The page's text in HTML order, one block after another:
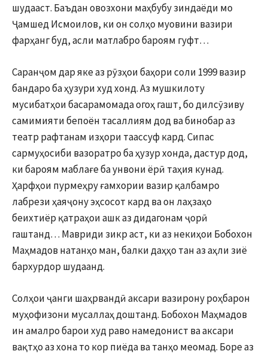
шудааст. Баъдан овозхони маҳбубу зиндаёди мо
Ҷамшед Исмоилов, ки он солҳо муовини вазири
фарҳанг буд, асли матлабро бароям гуфт…
Саранҷом дар яке аз рӯзҳои баҳори соли 1999 вазир
бандаро ба ҳузури худ хонд. Аз мушкилоту
мусибатҳои басарамомада огоҳ гашт, бо дилсӯзиву
самимияти бепоён тасаллиям дод ва бинобар аз
театр рафтанам изҳори таассуф кард. Сипас
сармуҳосиби вазоратро ба ҳузур хонда, дастур дод,
ки бароям маблағе ба унвони ёрӣ таҳия кунад.
Ҳарфҳои пурмеҳру ғамхории вазир қалбамро
лабрези ҳаяҷону эҳсосот кард ва он лаҳзаҳо
беихтиёр қатраҳои ашк аз дидагонам ҷорӣ
гаштанд… Мавриди зикр аст, ки аз некиҳои Бобохон
Маҳмадов натанҳо ман, балки даҳҳо тан аз аҳли зиё
бархурдор шудаанд.
Солҳои ҷанги шаҳрвандӣ аксари вазирону роҳбарон
муҳофизони мусаллаҳ доштанд. Бобохон Маҳмадов
ин амалро барои худ раво намедонист ва аксари
вақтҳо аз хона то кор пиёда ва танҳо меомад. Боре аз